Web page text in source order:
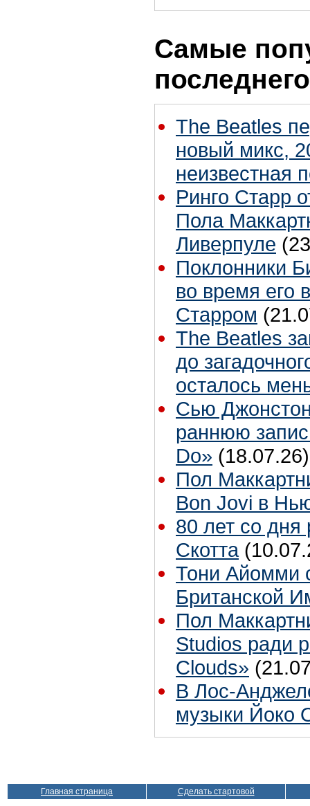
Самые
The Beatles
новый микс,
неизвестная
Ринго Старр
Пола
Ливерпуле
Поклонники
во время его
Старром
The Beatles
до
осталось
Сью
раннюю
Do» (18.07.26)
Пол
Bon Jovi в
80 лет со
Скотта
Тони Айомми
Британской
Пол
Studios ради
Clouds»
В Лос-
музыки Йоко
Главная страница Сделать стартовой